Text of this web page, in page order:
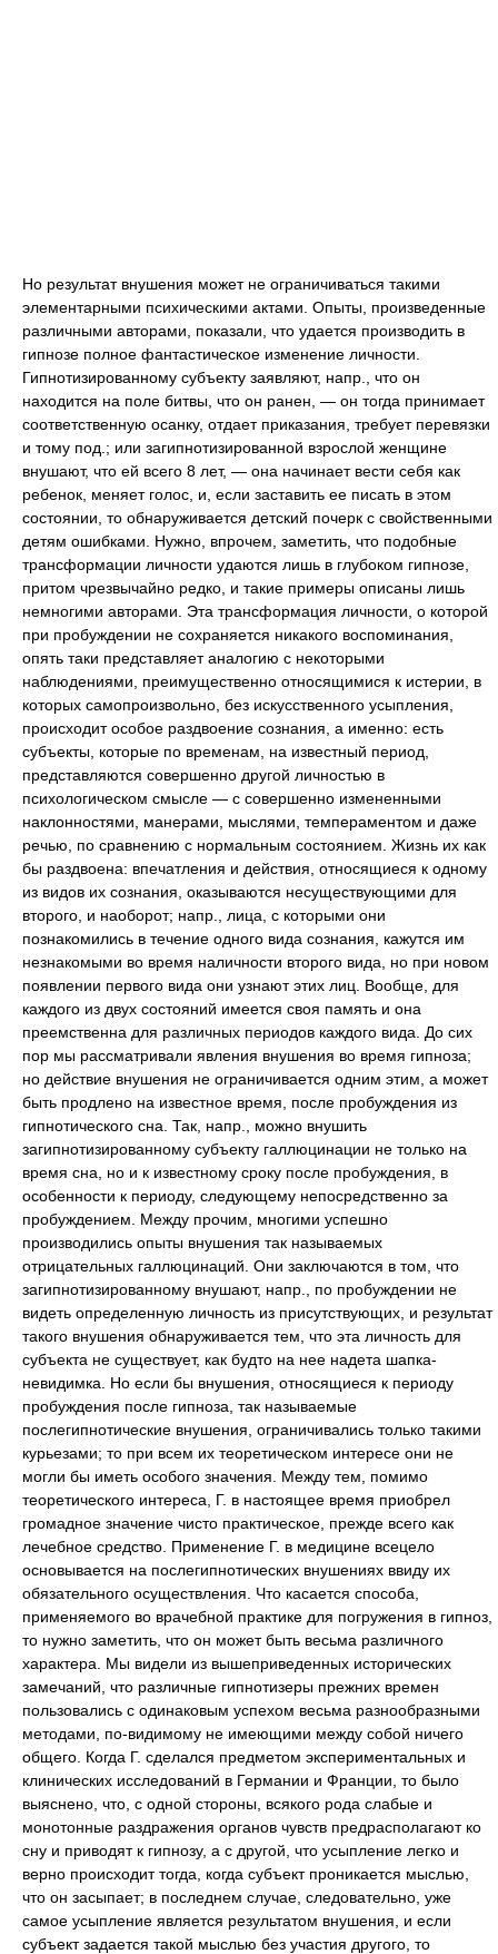
Но результат внушения может не ограничиваться такими
элементарными психическими актами. Опыты, произведенные
различными авторами, показали, что удается производить в
гипнозе полное фантастическое изменение личности.
Гипнотизированному субъекту заявляют, напр., что он
находится на поле битвы, что он ранен, — он тогда принимает
соответственную осанку, отдает приказания, требует перевязки
и тому под.; или загипнотизированной взрослой женщине
внушают, что ей всего 8 лет, — она начинает вести себя как
ребенок, меняет голос, и, если заставить ее писать в этом
состоянии, то обнаруживается детский почерк с свойственными
детям ошибками. Нужно, впрочем, заметить, что подобные
трансформации личности удаются лишь в глубоком гипнозе,
притом чрезвычайно редко, и такие примеры описаны лишь
немногими авторами. Эта трансформация личности, о которой
при пробуждении не сохраняется никакого воспоминания,
опять таки представляет аналогию с некоторыми
наблюдениями, преимущественно относящимися к истерии, в
которых самопроизвольно, без искусственного усыпления,
происходит особое раздвоение сознания, а именно: есть
субъекты, которые по временам, на известный период,
представляются совершенно другой личностью в
психологическом смысле — с совершенно измененными
наклонностями, манерами, мыслями, темпераментом и даже
речью, по сравнению с нормальным состоянием. Жизнь их как
бы раздвоена: впечатления и действия, относящиеся к одному
из видов их сознания, оказываются несуществующими для
второго, и наоборот; напр., лица, с которыми они
познакомились в течение одного вида сознания, кажутся им
незнакомыми во время наличности второго вида, но при новом
появлении первого вида они узнают этих лиц. Вообще, для
каждого из двух состояний имеется своя память и она
преемственна для различных периодов каждого вида. До сих
пор мы рассматривали явления внушения во время гипноза;
но действие внушения не ограничивается одним этим, а может
быть продлено на известное время, после пробуждения из
гипнотического сна. Так, напр., можно внушить
загипнотизированному субъекту галлюцинации не только на
время сна, но и к известному сроку после пробуждения, в
особенности к периоду, следующему непосредственно за
пробуждением. Между прочим, многими успешно
производились опыты внушения так называемых
отрицательных галлюцинаций. Они заключаются в том, что
загипнотизированному внушают, напр., по пробуждении не
видеть определенную личность из присутствующих, и результат
такого внушения обнаруживается тем, что эта личность для
субъекта не существует, как будто на нее надета шапка-
невидимка. Но если бы внушения, относящиеся к периоду
пробуждения после гипноза, так называемые
послегипнотические внушения, ограничивались только такими
курьезами; то при всем их теоретическом интересе они не
могли бы иметь особого значения. Между тем, помимо
теоретического интереса, Г. в настоящее время приобрел
громадное значение чисто практическое, прежде всего как
лечебное средство. Применение Г. в медицине всецело
основывается на послегипнотических внушениях ввиду их
обязательного осуществления. Что касается способа,
применяемого во врачебной практике для погружения в гипноз,
то нужно заметить, что он может быть весьма различного
характера. Мы видели из вышеприведенных исторических
замечаний, что различные гипнотизеры прежних времен
пользовались с одинаковым успехом весьма разнообразными
методами, по-видимому не имеющими между собой ничего
общего. Когда Г. сделался предметом экспериментальных и
клинических исследований в Германии и Франции, то было
выяснено, что, с одной стороны, всякого рода слабые и
монотонные раздражения органов чувств предрасполагают ко
сну и приводят к гипнозу, а с другой, что усыпление легко и
верно происходит тогда, когда субъект проникается мыслью,
что он засыпает; в последнем случае, следовательно, уже
самое усыпление является результатом внушения, и если
субъект задается такой мыслью без участия другого, то